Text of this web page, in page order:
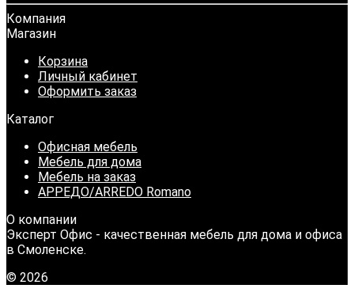
Компания
Магазин
Корзина
Личный кабинет
Оформить заказ
Каталог
Офисная мебель
Мебель для дома
Мебель на заказ
АРРЕДО/ARREDO Romano
О компании
Эксперт Офис - качественная мебель для дома и офиса
в Смоленске.
© 2026